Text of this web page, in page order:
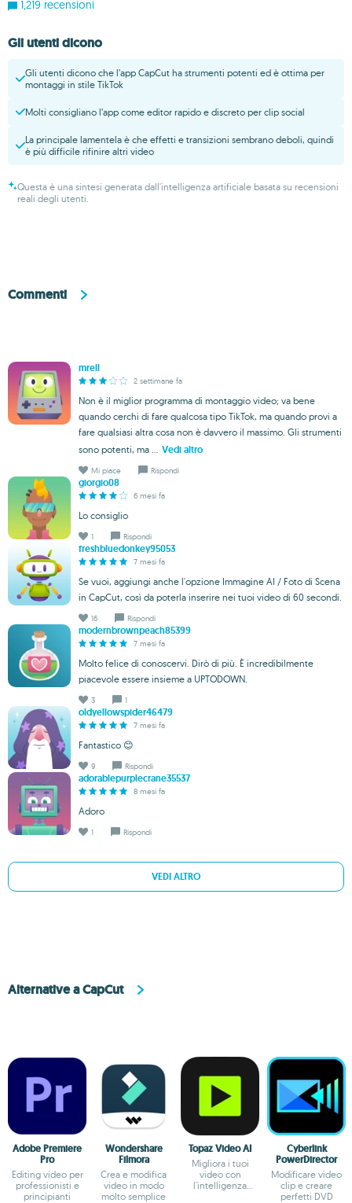
1,219 recensioni
Gli utenti dicono
Gli utenti dicono che l’app CapCut ha strumenti potenti ed è ottima per
montaggi in stile TikTok
Molti consigliano l’app come editor rapido e discreto per clip social
La principale lamentela è che effetti e transizioni sembrano deboli, quindi
è più difficile rifinire altri video
Questa è una sintesi generata dall'intelligenza artificiale basata su recensioni
reali degli utenti.
Commenti
mrell
2 settimane fa
Non è il miglior programma di montaggio video; va bene
quando cerchi di fare qualcosa tipo TikTok, ma quando provi a
fare qualsiasi altra cosa non è davvero il massimo. Gli strumenti
sono potenti, ma ...
Vedi altro
Mi piace Rispondi
giorgio08
6 mesi fa
Lo consiglio
1 Rispondi
freshbluedonkey95053
7 mesi fa
Se vuoi, aggiungi anche l'opzione Immagine AI / Foto di Scena
in CapCut, così da poterla inserire nei tuoi video di 60 secondi.
16 Rispondi
modernbrownpeach85399
7 mesi fa
Molto felice di conoscervi. Dirò di più. È incredibilmente
piacevole essere insieme a UPTODOWN.
3 1
oldyellowspider46479
7 mesi fa
Fantastico 😊
9 Rispondi
adorablepurplecrane35537
8 mesi fa
Adoro
1 Rispondi
VEDI ALTRO
Alternative a CapCut
Adobe Premiere
Pro
Editing video per
professionisti e
principianti
Wondershare
Filmora
Crea e modifica
video in modo
molto semplice
Topaz Video AI
Migliora i tuoi
video con
l'intelligenza
Cyberlink
PowerDirector
Modificare video
clip e creare
perfetti DVD